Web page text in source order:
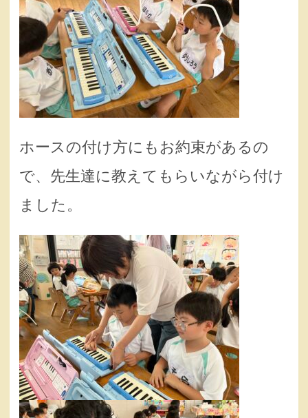
ホースの付け方にもお約束があるの
で、先生達に教えてもらいながら付け
ました。